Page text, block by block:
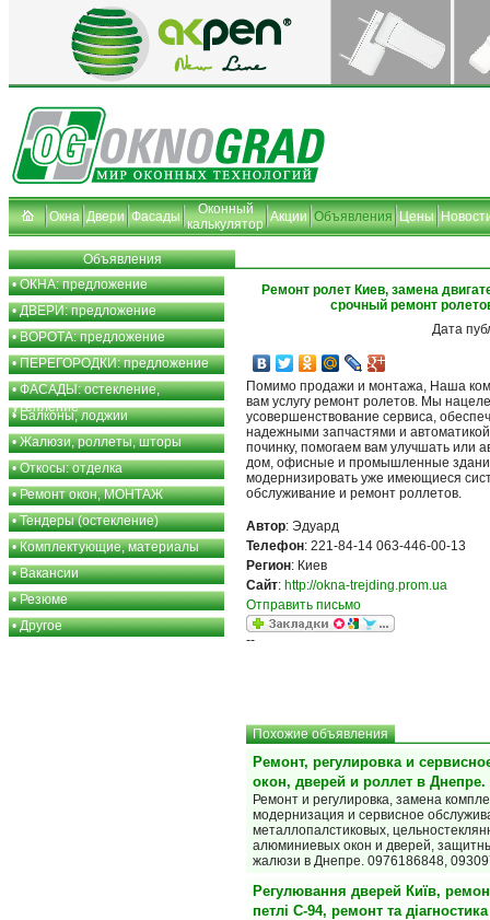
Окна Двери Фасады
Оконный
калькулятор Акции Объявления Цены
Объявления
•ОКНА: предложение
•ДВЕРИ: предложение
•ВОРОТА: предложение
•ПЕРЕГОРОДКИ: предложение
•ФАСАДЫ: остекление,
утепление
•Балконы, лоджии
•Жалюзи, роллеты, шторы
•Откосы: отделка
•Ремонт окон, МОНТАЖ
•Тендеры (остекление)
•Комплектующие, материалы
•Вакансии
•Резюме
•Другое
Ремонт ролет Киев, замена
срочный ремонт
Дата
Помимо продажи и монтажа, Наша
вам услугу ремонт ролетов. Мы
усовершенствование сервиса,
надежными запчастями и
починку, помогаем вам улучшать или
дом, офисные и промышленные
модернизировать уже имеющиеся
обслуживание и ремонт роллетов.
Автор: Эдуард
Телефон: 221-84-14 063-446-00-13
Регион: Киев
Сайт: http://okna-trejding.prom.ua
Отправить письмо
--
Похожие объявления
Ремонт, регулировка и
окон, дверей и роллет в Днепре.
Ремонт и регулировка, замена
модернизация и сервисное
металлопалстиковых,
алюминиевых окон и дверей,
жалюзи в Днепре. 0976186848,
Регулювання дверей Київ,
петлі С-94, ремонт та